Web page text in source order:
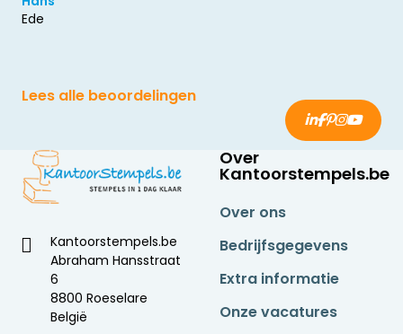
Ede
Lees alle beoordelingen
Kantoorstempels.be
Abraham Hansstraat
6
8800 Roeselare
België
Over
Kantoorstempels.be
Over ons
Bedrijfsgegevens
Extra informatie
Onze vacatures